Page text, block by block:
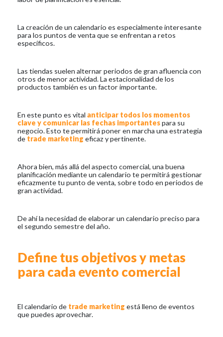
La creación de un calendario es especialmente interesante
para los puntos de venta que se enfrentan a retos
específicos.
Las tiendas suelen alternar periodos de gran afluencia con
otros de menor actividad. La estacionalidad de los
productos también es un factor importante.
En este punto es vital anticipar todos los momentos
clave y comunicar las fechas importantespara su
negocio. Esto te permitirá poner en marcha una estrategia
de trade marketing eficaz y pertinente.
Ahora bien, más allá del aspecto comercial, una buena
planificación mediante un calendario te permitirá gestionar
eficazmente tu punto de venta, sobre todo en periodos de
gran actividad.
De ahí la necesidad de elaborar un calendario preciso para
el segundo semestre del año.
Define tus objetivos y metas
para cada evento comercial
El calendario de trade marketing está lleno de eventos
que puedes aprovechar.